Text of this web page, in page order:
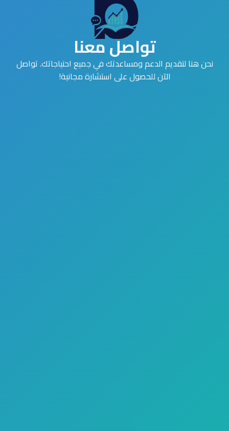
تواصل معنا
نحن هنا لتقديم الدعم ومساعدتك في جميع احتياجاتك. تواصل
الآن للحصول على استشارة مجانية!